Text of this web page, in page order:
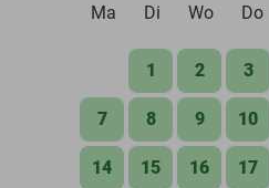
Ma
Di Wo Do
1 2 3
7 8 9 10
14 15 16 17